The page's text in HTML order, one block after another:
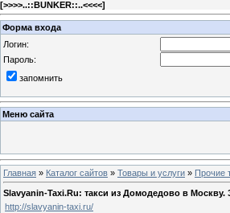
[>>>>..::BUNKER::..<<<<]
Форма входа
Логин:
Пароль:
запомнить
Меню сайта
Главная » Каталог сайтов » Товары и услуги » Прочие
Slavyanin-Taxi.Ru: такси из Домодедово в Москву.
http://slavyanin-taxi.ru/